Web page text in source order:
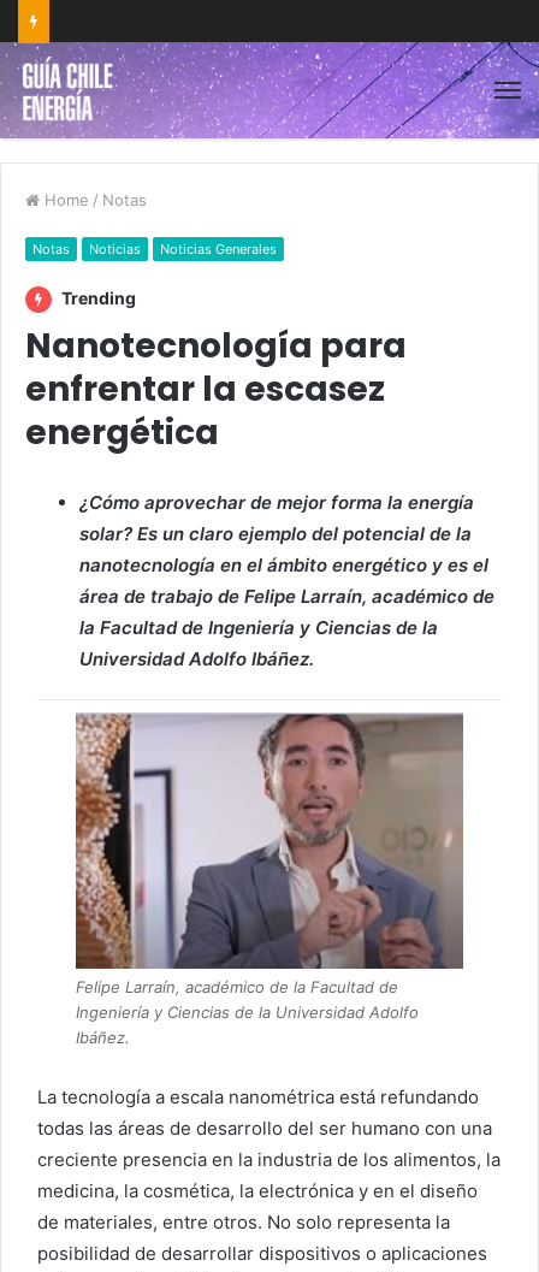
Home / Notas
Notas Noticias Noticias Generales
Trending
Nanotecnología para
enfrentar la escasez
energética
¿Cómo aprovechar de mejor forma la energía
solar? Es un claro ejemplo del potencial de la
nanotecnología en el ámbito energético y es el
área de trabajo de Felipe Larraín, académico de
la Facultad de Ingeniería y Ciencias de la
Universidad Adolfo Ibáñez.
Felipe Larraín, académico de la Facultad de
Ingeniería y Ciencias de la Universidad Adolfo
Ibáñez.
La tecnología a escala nanométrica está refundando
todas las áreas de desarrollo del ser humano con una
creciente presencia en la industria de los alimentos, la
medicina, la cosmética, la electrónica y en el diseño
de materiales, entre otros. No solo representa la
posibilidad de desarrollar dispositivos o aplicaciones